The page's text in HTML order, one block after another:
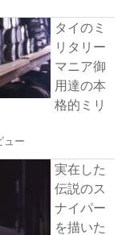
タイのミ
リタリー
マニア御
用達の本
格的ミリ
ュー
実在した
伝説のス
ナイパー
を描いた